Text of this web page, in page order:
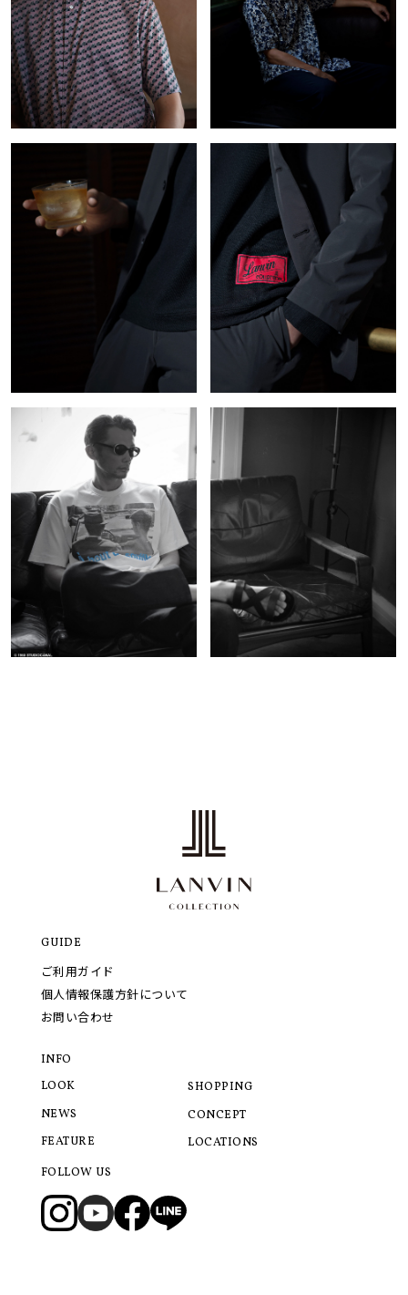
GUIDE
ご利用ガイド
個人情報保護方針について
お問い合わせ
INFO
LOOK
NEWS
FEATURE
SHOPPING
CONCEPT
LOCATIONS
FOLLOW US